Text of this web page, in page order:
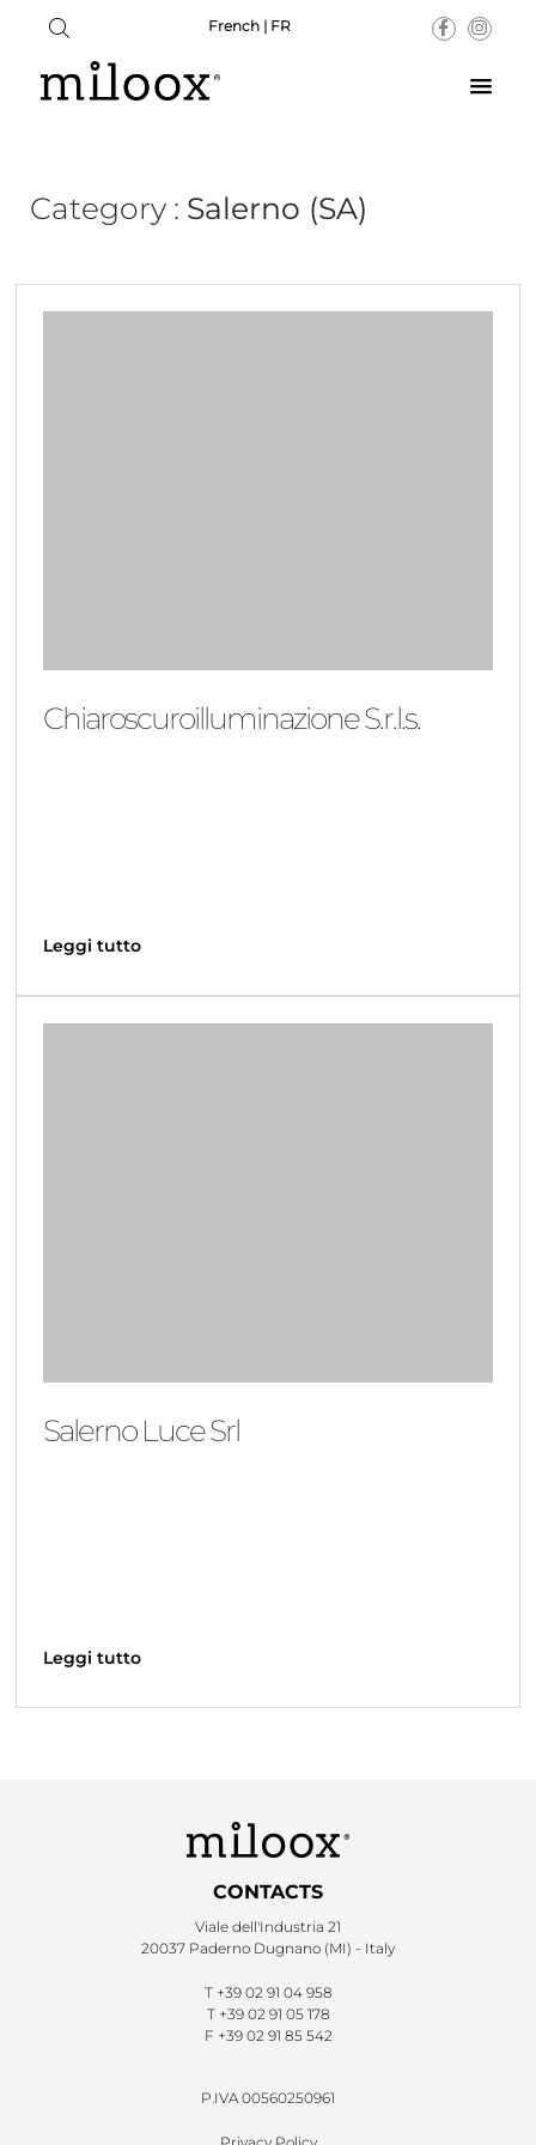
French | FR
Category : Salerno (SA)
Chiaroscuroilluminazione S.r.l.s.
Leggi tutto
Salerno Luce Srl
Leggi tutto
CONTACTS
Viale dell'Industria 21
20037 Paderno Dugnano (MI) - Italy
T +39 02 91 04 958
T +39 02 91 05 178
F +39 02 91 85 542
P.IVA 00560250961